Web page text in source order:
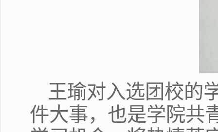
王瑜对入选团校的
件大事，也是学院共